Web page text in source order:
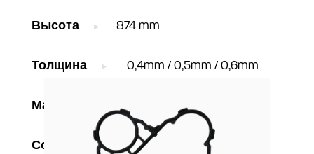
Высота 874 mm
Толщина 0,4mm / 0,5mm / 0,6mm
Материал AISI304 / 316, TI Gr1, C-276
Соединения DN100